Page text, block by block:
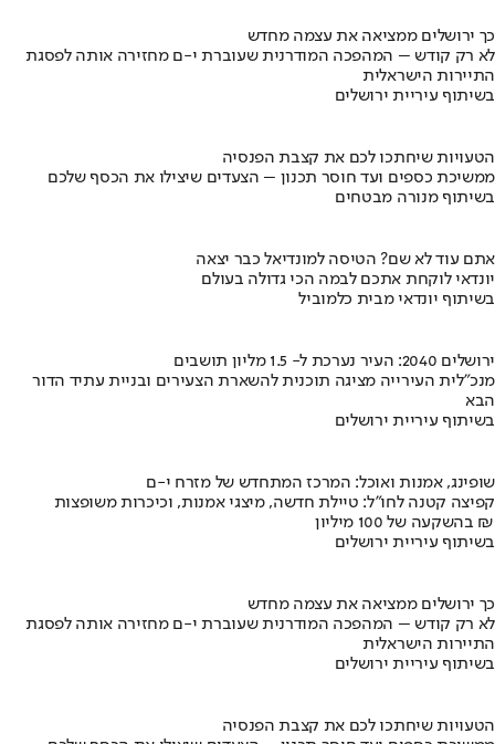
כך ירושלים ממציאה את עצמה מחדש
לא רק קודש – המהפכה המודרנית שעוברת י-ם מחזירה אותה לפסגת
התיירות הישראלית
בשיתוף עיריית ירושלים
הטעויות שיחתכו לכם את קצבת הפנסיה
ממשיכת כספים ועד חוסר תכנון – הצעדים שיצילו את הכסף שלכם
בשיתוף מנורה מבטחים
אתם עוד לא שם? הטיסה למונדיאל כבר יצאה
יונדאי לוקחת אתכם לבמה הכי גדולה בעולם
בשיתוף יונדאי מבית כלמוביל
ירושלים 2040: העיר נערכת ל- 1.5 מליון תושבים
מנכ"לית העירייה מציגה תוכנית להשארת הצעירים ובניית עתיד הדור
הבא
בשיתוף עיריית ירושלים
שופינג, אמנות ואוכל: המרכז המתחדש של מזרח י-ם
קפיצה קטנה לחו"ל: טיילת חדשה, מיצגי אמנות, וכיכרות משופצות
בהשקעה של 100 מיליון ₪
בשיתוף עיריית ירושלים
כך ירושלים ממציאה את עצמה מחדש
לא רק קודש – המהפכה המודרנית שעוברת י-ם מחזירה אותה לפסגת
התיירות הישראלית
בשיתוף עיריית ירושלים
הטעויות שיחתכו לכם את קצבת הפנסיה